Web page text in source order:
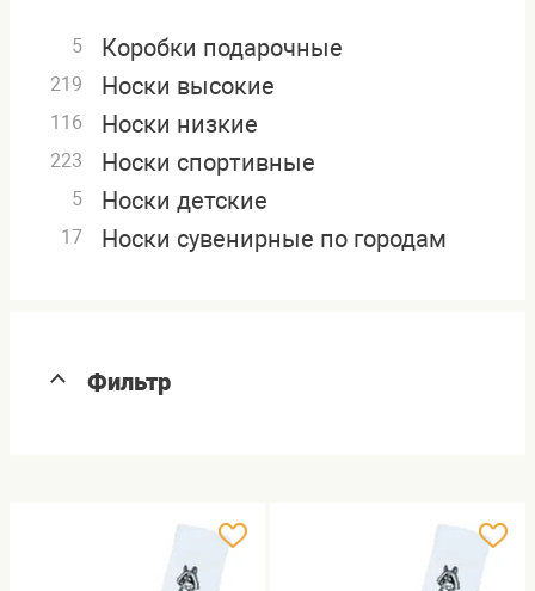
5 Коробки подарочные
219 Носки высокие
116 Носки низкие
223 Носки спортивные
5 Носки детские
17 Носки сувенирные по городам
Фильтр